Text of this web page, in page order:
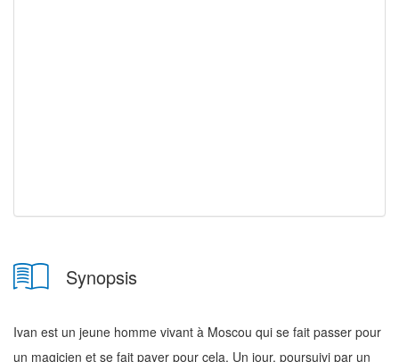
Synopsis
Ivan est un jeune homme vivant à Moscou qui se fait passer pour
un magicien et se fait payer pour cela. Un jour, poursuivi par un